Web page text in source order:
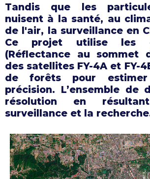
Tandis que les
nuisent à la santé, au
de l'air, la surveillance en
Ce projet utilise les
(Réflectance au sommet
des satellites FY-4A et FY-
de forêts pour
précision. L’ensemble de
résolution en
surveillance et la